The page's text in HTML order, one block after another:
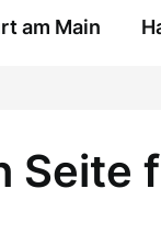
am Main
Seite